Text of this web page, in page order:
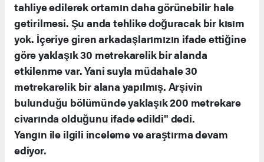
tahliye edilerek ortamın daha görünebilir hale
getirilmesi. Şu anda tehlike doğuracak bir kısım
yok. İçeriye giren arkadaşlarımızın ifade ettiğine
göre yaklaşık 30 metrekarelik bir alanda
etkilenme var. Yani suyla müdahale 30
metrekarelik bir alana yapılmış. Arşivin
bulunduğu bölümünde yaklaşık 200 metrekare
civarında olduğunu ifade edildi" dedi.
Yangın ile ilgili inceleme ve araştırma devam
ediyor.